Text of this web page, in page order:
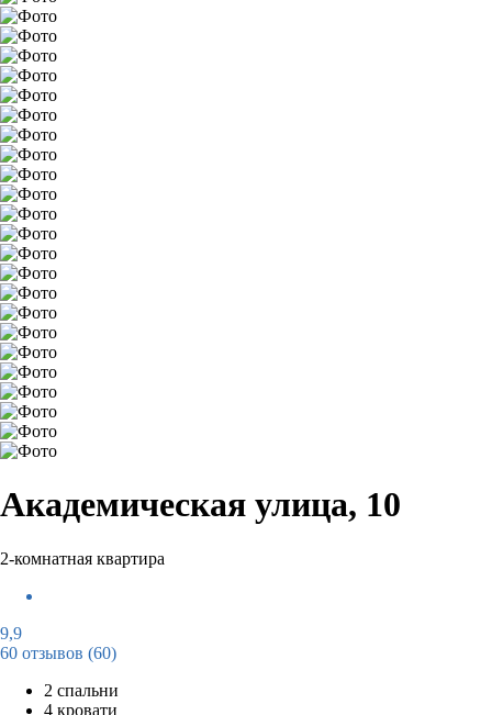
Академическая улица, 10
2-комнатная квартира
9,9
60 отзывов (60)
2 спальни
4 кровати